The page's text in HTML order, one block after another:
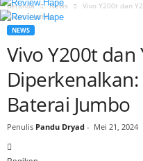
Beranda News
Vivo Y200t dan
Baterai Jumbo
NEWS
Vivo Y200t dan
Baterai Jumbo
Penulis Pandu Dryad - Mei 21, 2024